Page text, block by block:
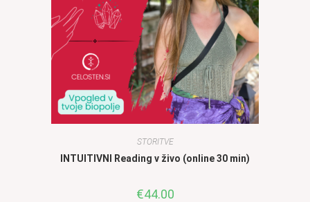
STORITVE
INTUITIVNI Reading v živo (online 30 min)
€44.00